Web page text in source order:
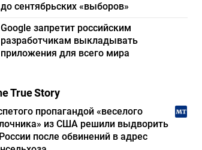
до сентябрьских «выборов»
Google запретит российским
разработчикам выкладывать
приложения для всего мира